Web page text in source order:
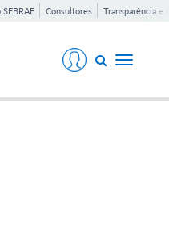
Consultores Transparência e
Toggle